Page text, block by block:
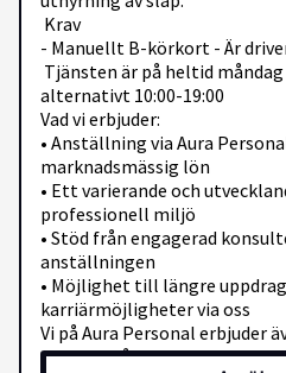
Krav
- Manuellt B-körkort - Är
Tjänsten är på heltid
alternativt 10:00-19:00
Vad vi erbjuder:
• Anställning via Aura
marknadsmässig lön
• Ett varierande och
professionell miljö
• Stöd från engagerad
anställningen
• Möjlighet till längre
karriärmöjligheter via oss
Vi på Aura Personal erbjuder
kommer få lära dig